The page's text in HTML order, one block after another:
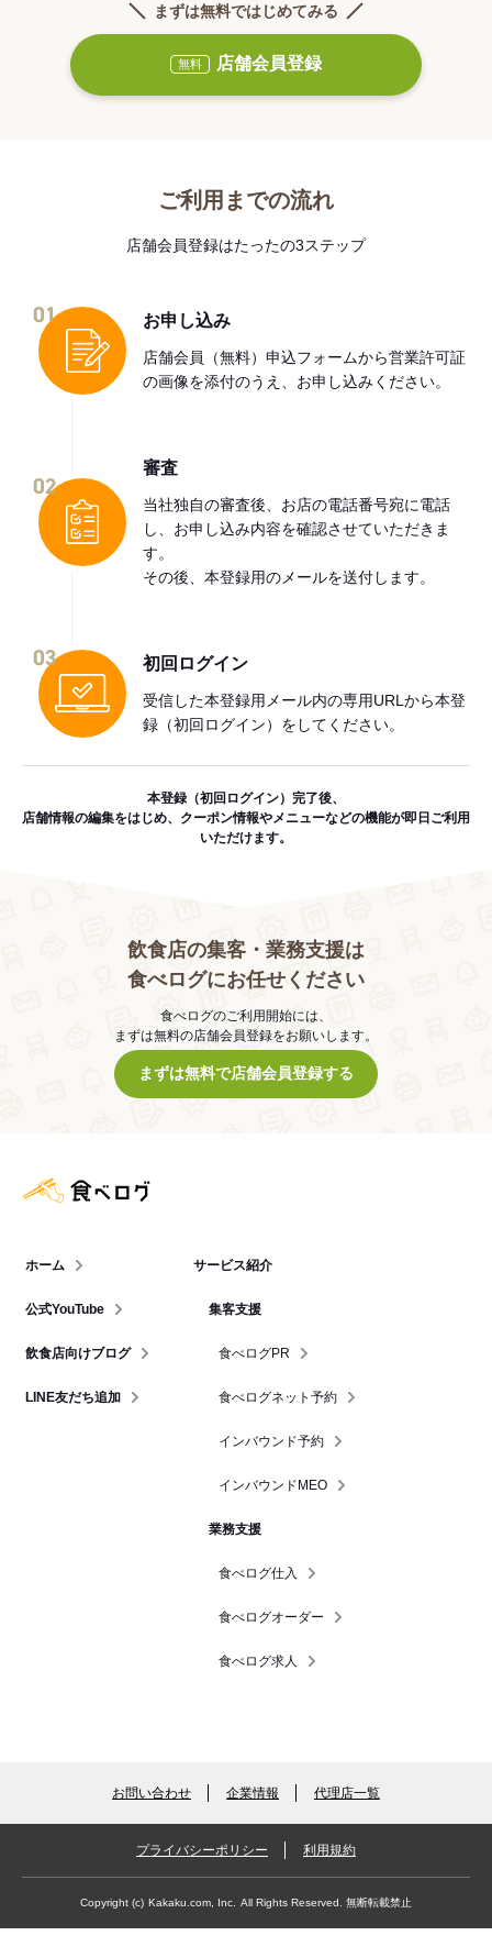
まずは無料ではじめてみる
無料 店舗会員登録
ご利用までの流れ
店舗会員登録はたったの3ステップ
01 お申し込み
店舗会員（無料）申込フォームから営業許可証
の画像を添付のうえ、お申し込みください。
02
審査
当社独自の審査後、お店の電話番号宛に電話
し、お申し込み内容を確認させていただきま
す。
その後、本登録用のメールを送付します。
03 初回ログイン
受信した本登録用メール内の専用URLから本登
録（初回ログイン）をしてください。
本登録（初回ログイン）完了後、
店舗情報の編集をはじめ、クーポン情報やメニューなどの機能が即日ご利用
いただけます。
飲食店の集客・業務支援は
食べログにお任せください
食べログのご利用開始には、
まずは無料の店舗会員登録をお願いします。
まずは無料で店舗会員登録する
ホーム
公式YouTube
飲食店向けブログ
LINE友だち追加
サービス紹介
集客支援
食べログPR
食べログネット予約
インバウンド予約
インバウンドMEO
業務支援
食べログ仕入
食べログオーダー
食べログ求人
お問い合わせ 企業情報 代理店一覧
プライバシーポリシー 利用規約
Copyright (c) Kakaku.com, Inc. All Rights Reserved. 無断転載禁止